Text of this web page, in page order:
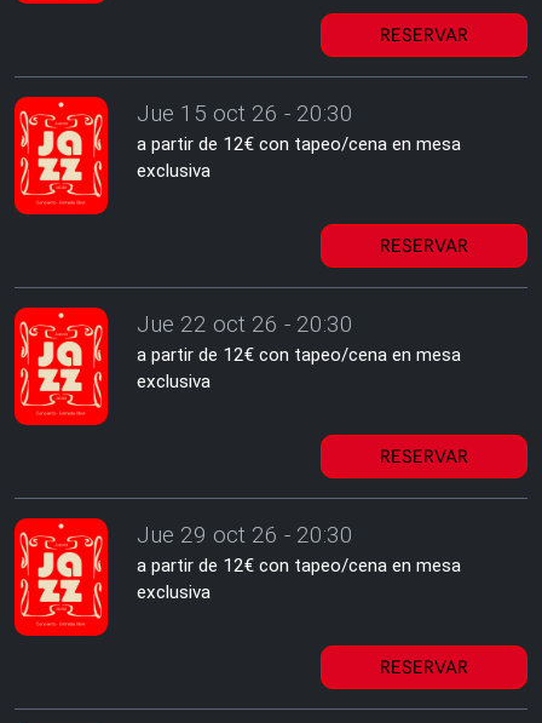
RESERVAR
Jue 15 oct 26 - 20:30
a partir de 12€ con tapeo/cena en mesa
exclusiva
RESERVAR
Jue 22 oct 26 - 20:30
a partir de 12€ con tapeo/cena en mesa
exclusiva
RESERVAR
Jue 29 oct 26 - 20:30
a partir de 12€ con tapeo/cena en mesa
exclusiva
RESERVAR